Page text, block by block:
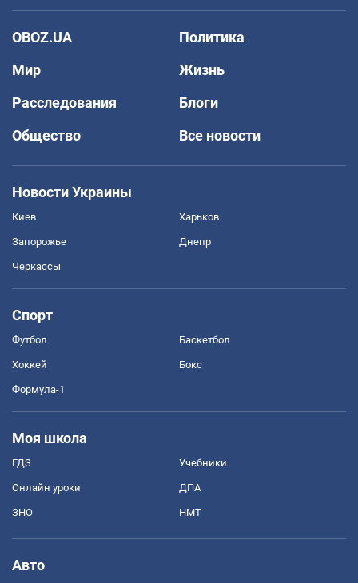
OBOZ.UA
Политика
Мир
Жизнь
Расследования
Блоги
Общество
Все новости
Новости Украины
Киев Харьков
Запорожье Днепр
Черкассы
Спорт
Футбол Баскетбол
Хоккей Бокс
Формула-1
Моя школа
ГДЗ Учебники
Онлайн уроки ДПА
ЗНО НМТ
Авто